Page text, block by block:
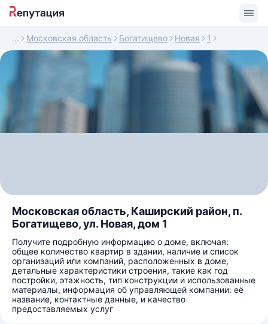
Московская область Богатищево Новая 1
Московская область, Каширский район, п.
Богатищево, ул. Новая, дом 1
Получите подробную информацию о доме, включая:
общее количество квартир в здании, наличие и список
организаций или компаний, расположенных в доме,
детальные характеристики строения, такие как год
постройки, этажность, тип конструкции и использованные
материалы, информация об управляющей компании: её
название, контактные данные, и качество
предоставляемых услуг